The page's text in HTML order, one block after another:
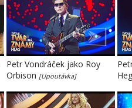
Petr Vondráček jako Roy
Orbison [Upoutávka]